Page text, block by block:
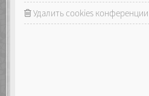
Удалить cookies конференции